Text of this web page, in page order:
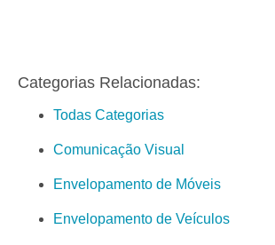
Categorias Relacionadas:
Todas Categorias
Comunicação Visual
Envelopamento de Móveis
Envelopamento de Veículos